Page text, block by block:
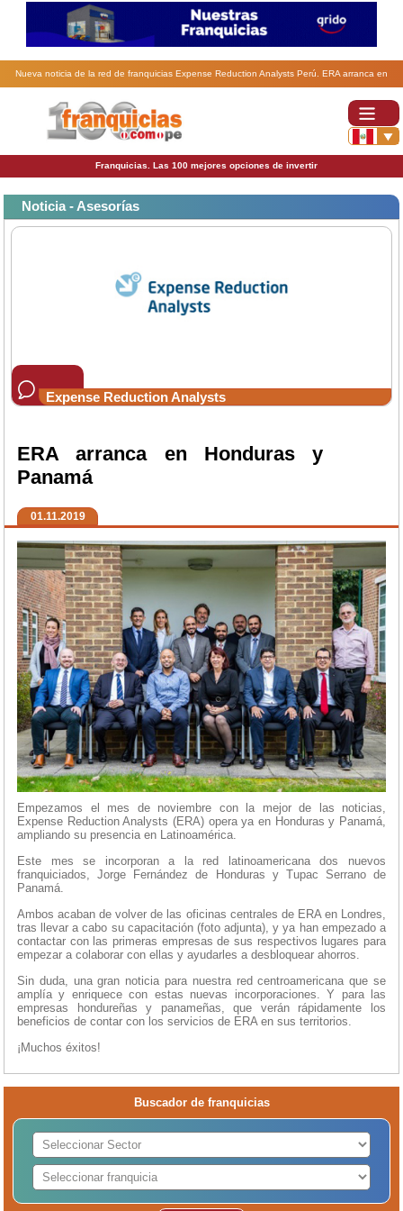
Nueva noticia de la red de franquicias Expense Reduction Analysts Perú. ERA arranca en
Franquicias. Las 100 mejores opciones de invertir
Noticia - Asesorías
Expense Reduction Analysts
ERA arranca en Honduras y
Panamá
01.11.2019
Empezamos el mes de noviembre con la mejor de las noticias,
Expense Reduction Analysts (ERA) opera ya en Honduras y Panamá,
ampliando su presencia en Latinoamérica.
Este mes se incorporan a la red latinoamericana dos nuevos
franquiciados, Jorge Fernández de Honduras y Tupac Serrano de
Panamá.
Ambos acaban de volver de las oficinas centrales de ERA en Londres,
tras llevar a cabo su capacitación (foto adjunta), y ya han empezado a
contactar con las primeras empresas de sus respectivos lugares para
empezar a colaborar con ellas y ayudarles a desbloquear ahorros.
Sin duda, una gran noticia para nuestra red centroamericana que se
amplía y enriquece con estas nuevas incorporaciones. Y para las
empresas hondureñas y panameñas, que verán rápidamente los
beneficios de contar con los servicios de ERA en sus territorios.
¡Muchos éxitos!
Buscador de franquicias